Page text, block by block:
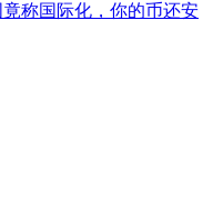
称国际化，你的币还安